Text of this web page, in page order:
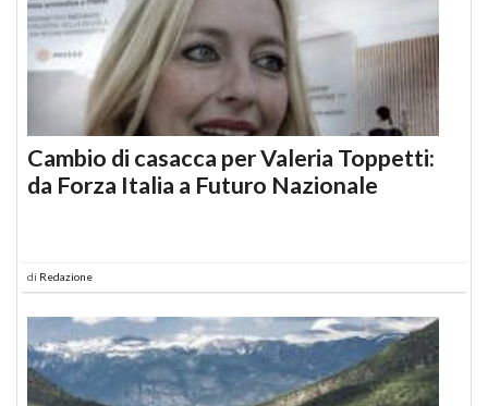
Cambio di casacca per Valeria Toppetti:
da Forza Italia a Futuro Nazionale
di Redazione